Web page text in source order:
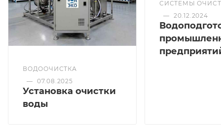
ВОДООЧИСТКА
— 07.08.2025
Установка очистки
воды
СИСТЕМЫ
— 20.12.2024